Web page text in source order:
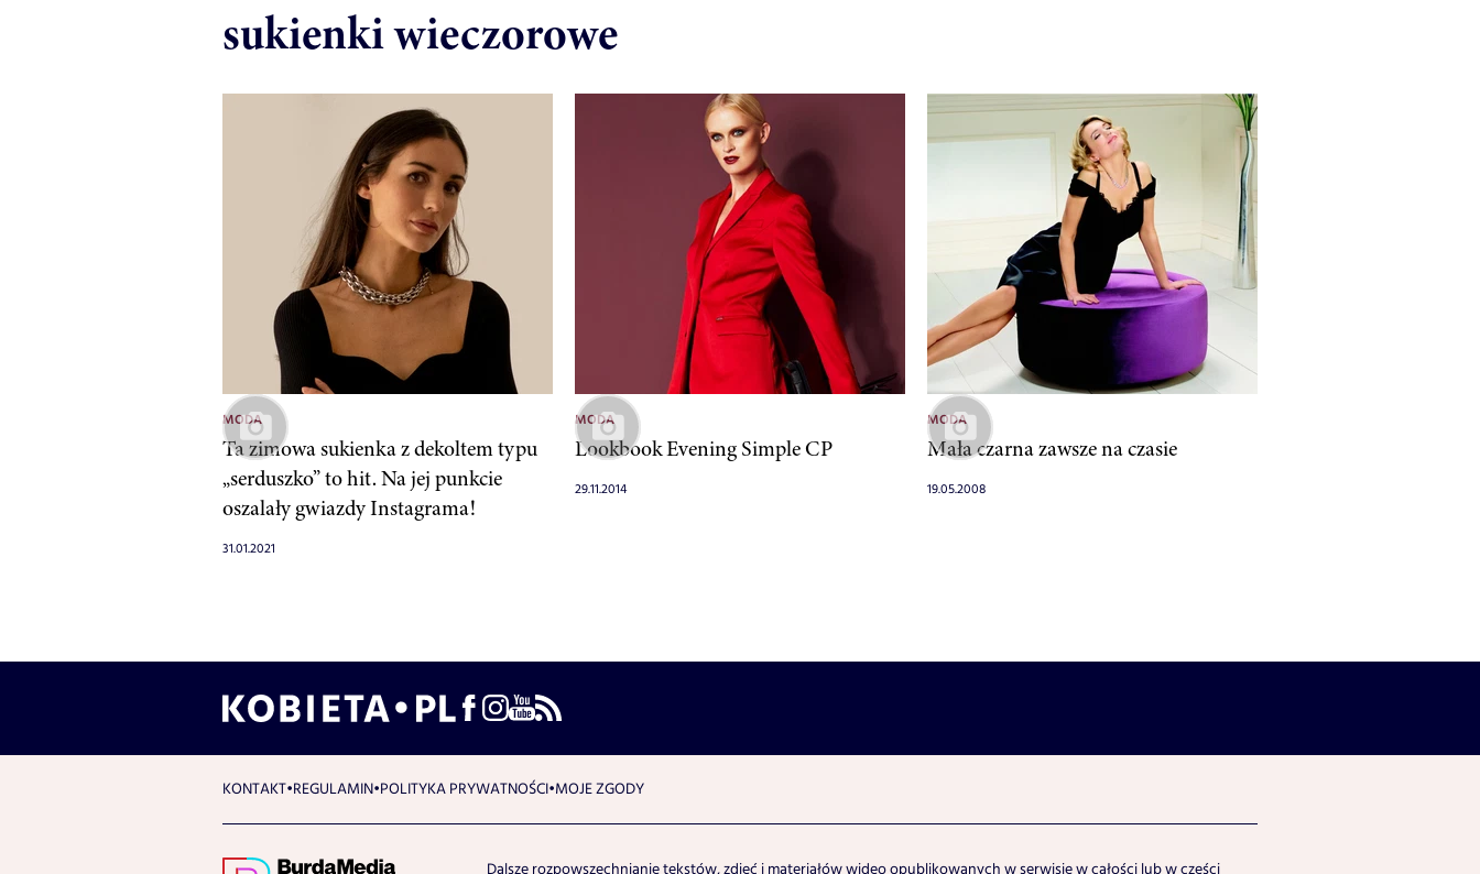
sukienki wieczorowe
MODA
Ta zimowa sukienka z dekoltem typu
„serduszko” to hit. Na jej punkcie
oszalały gwiazdy Instagrama!
31.01.2021
MODA
Lookbook Evening Simple CP
29.11.2014
MODA
Mała czarna zawsze na czasie
19.05.2008
KONTAKT REGULAMIN POLITYKA PRYWATNOŚCI MOJE ZGODY
Dalsze rozpowszechnianie tekstów, zdjęć i materiałów wideo opublikowanych w serwisie w całości lub w części